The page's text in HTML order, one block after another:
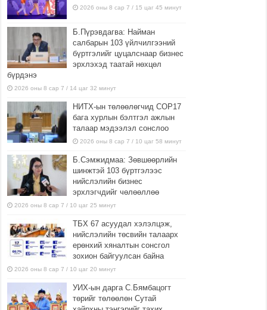
2026 оны 8 сар 7 / 15 цаг 45 минут
Б.Пүрэвдагва: Найман
салбарын 103 үйлчилгээний
бүртгэлийг цуцалснаар бизнес
эрхлэхэд таатай нөхцөл
бүрдэнэ
2026 оны 8 сар 7 / 14 цаг 32 минут
НИТХ-ын төлөөлөгчид COP17
бага хурлын бэлтгэл ажлын
талаар мэдээлэл сонслоо
2026 оны 8 сар 7 / 10 цаг 58 минут
Б.Сэмжидмаа: Зөвшөөрлийн
шинжтэй 103 бүртгэлээс
нийслэлийн бизнес
эрхлэгчдийг чөлөөллөө
2026 оны 8 сар 7 / 10 цаг 25 минут
ТБХ 67 асуудал хэлэлцэж,
нийслэлийн төсвийн талаарх
ерөнхий хяналтын сонсгол
зохион байгуулсан байна
2026 оны 8 сар 7 / 10 цаг 20 минут
УИХ-ын дарга С.Бямбацогт
төрийг төлөөлөн Сутай